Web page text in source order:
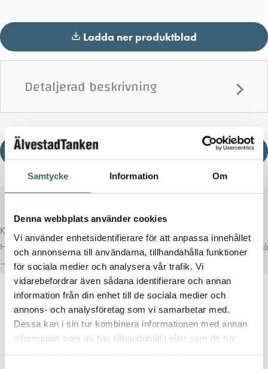
Samtycke Information Om
Denna webbplats använder cookies
Vi använder enhetsidentifierare för att anpassa innehållet
och annonserna till användarna, tillhandahålla funktioner
för sociala medier och analysera vår trafik. Vi
vidarebefordrar även sådana identifierare och annan
information från din enhet till de sociala medier och
annons- och analysföretag som vi samarbetar med.
Dessa kan i sin tur kombinera informationen med annan
information som du har tillhandahållit eller som de har
Ladda ner produktblad
Detaljerad beskrivning
Ladda ner produktblad
Komplettera med rätt tillval
Här har vi samlat produkter som ofta passar bra ihop med det du tittar på
– för en mer komplett lösning.
DIESELTANK RESERVDELAR & TILLBEHÖR